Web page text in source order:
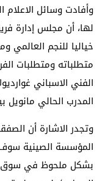
وأفادت وسائل الاعلام
لها، أن مجلس إدارة
خياليا للنجم العالمي
متطلباته ومتطلبات
الفني الاسباني
المدرب الحالي مانويل
وتجدر الاشارة أن
المؤسسة الصينية سوف
بشكل ملحوظ في سوق